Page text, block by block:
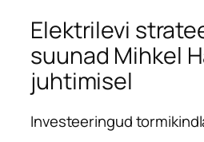
Elektrilevi
suunad Mihkel
juhtimisel
Investeeringud